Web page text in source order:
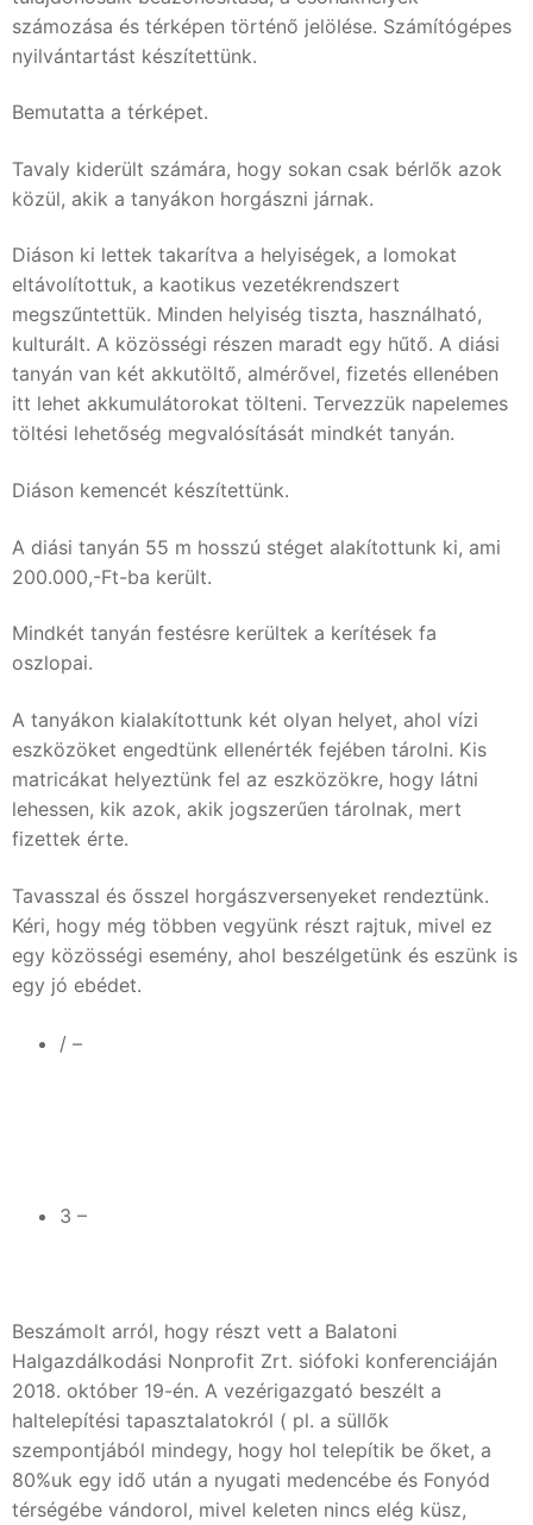
számozása és térképen történő jelölése. Számítógépes
nyilvántartást készítettünk.
Bemutatta a térképet.
Tavaly kiderült számára, hogy sokan csak bérlők azok
közül, akik a tanyákon horgászni járnak.
Diáson ki lettek takarítva a helyiségek, a lomokat
eltávolítottuk, a kaotikus vezetékrendszert
megszűntettük. Minden helyiség tiszta, használható,
kulturált. A közösségi részen maradt egy hűtő. A diási
tanyán van két akkutöltő, almérővel, fizetés ellenében
itt lehet akkumulátorokat tölteni. Tervezzük napelemes
töltési lehetőség megvalósítását mindkét tanyán.
Diáson kemencét készítettünk.
A diási tanyán 55 m hosszú stéget alakítottunk ki, ami
200.000,-Ft-ba került.
Mindkét tanyán festésre kerültek a kerítések fa
oszlopai.
A tanyákon kialakítottunk két olyan helyet, ahol vízi
eszközöket engedtünk ellenérték fejében tárolni. Kis
matricákat helyeztünk fel az eszközökre, hogy látni
lehessen, kik azok, akik jogszerűen tárolnak, mert
fizettek érte.
Tavasszal és ősszel horgászversenyeket rendeztünk.
Kéri, hogy még többen vegyünk részt rajtuk, mivel ez
egy közösségi esemény, ahol beszélgetünk és eszünk is
egy jó ebédet.
/ –
3 –
Beszámolt arról, hogy részt vett a Balatoni
Halgazdálkodási Nonprofit Zrt. siófoki konferenciáján
2018. október 19-én. A vezérigazgató beszélt a
haltelepítési tapasztalatokról ( pl. a süllők
szempontjából mindegy, hogy hol telepítik be őket, a
80%uk egy idő után a nyugati medencébe és Fonyód
térségébe vándorol, mivel keleten nincs elég küsz,